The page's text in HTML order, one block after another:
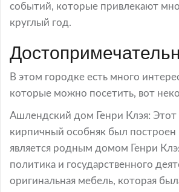
событий, которые привлекают
круглый год.
В этом городке есть много
которые можно посетить, вот
Ашлендский дом Генри Клэя: Этот
кирпичный особняк был построен
является родным домом Генри
политика и государственного
оригинальная мебель, которая